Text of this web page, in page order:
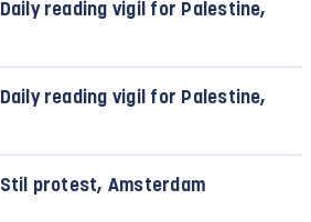
Daily reading vigil for Palestine,
Daily reading vigil for Palestine,
Stil protest, Amsterdam